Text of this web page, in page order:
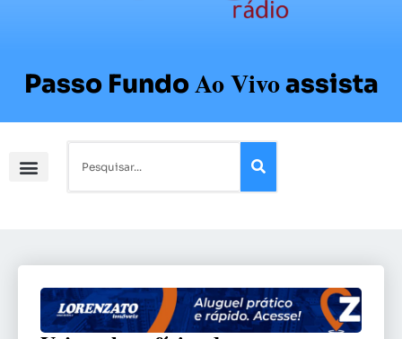
Passo FundoAo Vivoassista